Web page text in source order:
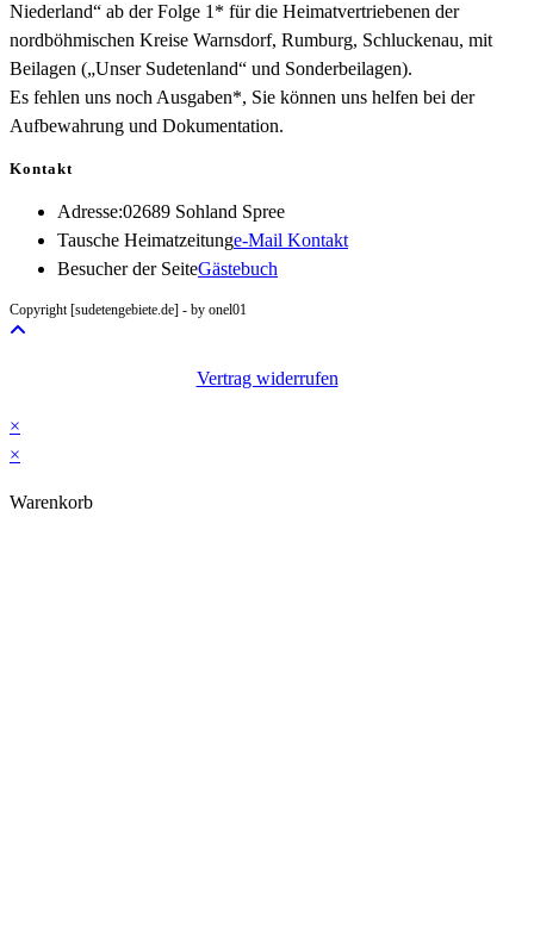
Niederland“ ab der Folge 1* für die Heimatvertriebenen der
nordböhmischen Kreise Warnsdorf, Rumburg, Schluckenau, mit
Beilagen („Unser Sudetenland“ und Sonderbeilagen).
Es fehlen uns noch Ausgaben*, Sie können uns helfen bei der
Aufbewahrung und Dokumentation.
Kontakt
Adresse:02689 Sohland Spree
Tausche Heimatzeitunge-Mail KontaktOpens
Besucher der SeiteGästebuch
Copyright [sudetengebiete.de] - by onel01
Vertrag widerrufen
×
×
Warenkorb